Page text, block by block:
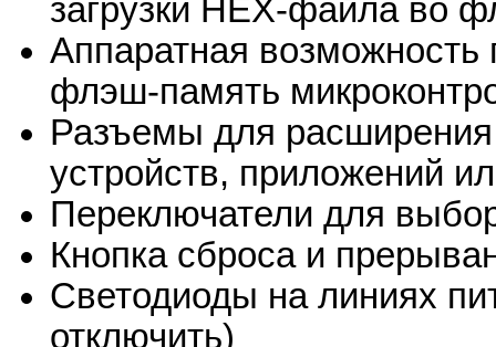
загрузки HEX-файла во
Аппаратная
флэш-память
Разъемы для
устройств, приложений
Переключатели для
Кнопка сброса и
Светодиоды на линиях
отключить)